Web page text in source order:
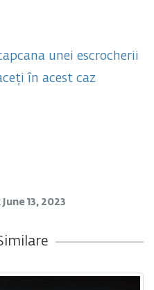
unei escrocherii
în acest caz
June 13, 2023